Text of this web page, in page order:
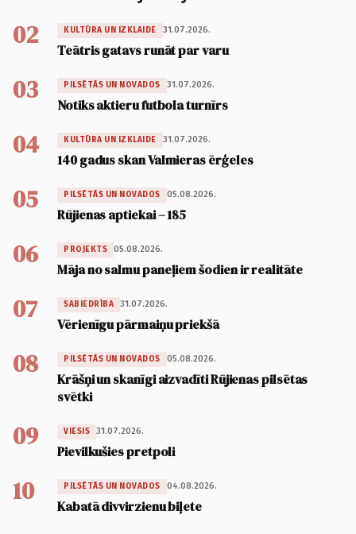
02 KULTŪRA UN IZKLAIDE 31.07.2026.
Teātris gatavs runāt par varu
03 PILSĒTĀS UN NOVADOS 31.07.2026.
Notiks aktieru futbola turnīrs
04 KULTŪRA UN IZKLAIDE 31.07.2026.
140 gadus skan Valmieras ērģeles
05 PILSĒTĀS UN NOVADOS 05.08.2026.
Rūjienas aptiekai – 185
06 PROJEKTS 05.08.2026.
Māja no salmu paneļiem šodien ir realitāte
07 SABIEDRĪBA 31.07.2026.
Vērienīgu pārmaiņu priekšā
08 PILSĒTĀS UN NOVADOS 05.08.2026.
Krāšņi un skanīgi aizvadīti Rūjienas pilsētas
svētki
09 VIESIS 31.07.2026.
Pievilkušies pretpoli
10 PILSĒTĀS UN NOVADOS 04.08.2026.
Kabatā divvirzienu biļete